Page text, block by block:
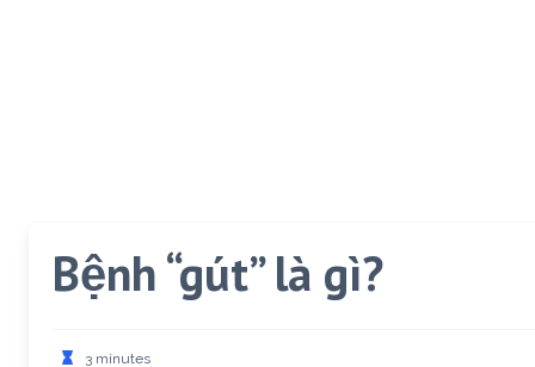
Bệnh “gút” là gì?
3 minutes